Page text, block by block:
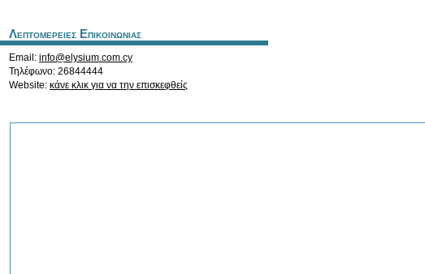
Λεπτομερειες Επικοινωνιας
Email: info@elysium.com.cy
Τηλέφωνο: 26844444
Website: κάνε κλικ για να την επισκεφθείς